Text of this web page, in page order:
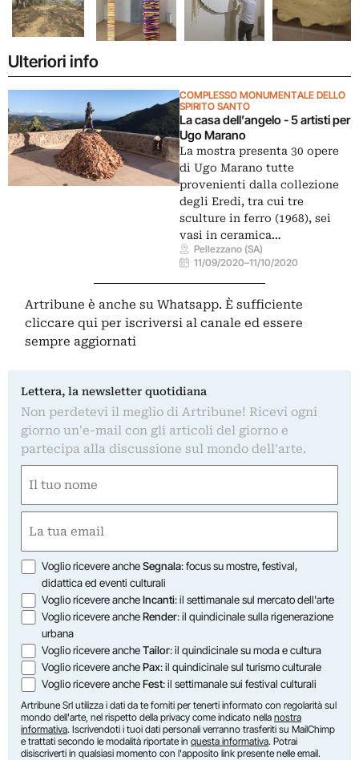
Ulteriori info
COMPLESSO MONUMENTALE DELLO
SPIRITO SANTO
La casa dell’angelo - 5 artisti per
Ugo Marano
La mostra presenta 30 opere
di Ugo Marano tutte
provenienti dalla collezione
degli Eredi, tra cui tre
sculture in ferro (1968), sei
vasi in ceramica…
Pellezzano (SA)
11/09/2020–11/10/2020
Artribune è anche su Whatsapp. È sufficiente
cliccare qui per iscriversi al canale ed essere
sempre aggiornati
Lettera, la newsletter quotidiana
Non perdetevi il meglio di Artribune! Ricevi ogni
giorno un'e-mail con gli articoli del giorno e
partecipa alla discussione sul mondo dell'arte.
(Obbligatorio)
Nome
(Obbligatorio)
Opzioni
Voglio ricevere ancheSegnala: focus su mostre, festival,
didattica ed eventi culturali
Voglio ricevere ancheIncanti: il settimanale sul mercato dell'arte
Voglio ricevere ancheRender: il quindicinale sulla rigenerazione
urbana
Voglio ricevere ancheTailor: il quindicinale su moda e cultura
Voglio ricevere anchePax: il quindicinale sul turismo culturale
Voglio ricevere ancheFest: il settimanale sui festival culturali
Artribune Srl utilizza i dati da te forniti per tenerti informato con regolarità sul
mondo dell'arte, nel rispetto della privacy come indicato nella nostra
informativa. Iscrivendoti i tuoi dati personali verranno trasferiti su MailChimp
e trattati secondo le modalità riportate in questa informativa. Potrai
disiscriverti in qualsiasi momento con l'apposito link presente nelle email.